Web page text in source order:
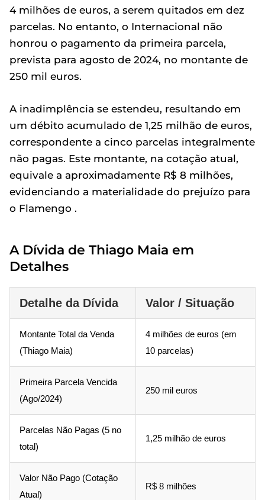
4 milhões de euros, a serem quitados em dez
parcelas. No entanto, o Internacional não
honrou o pagamento da primeira parcela,
prevista para agosto de 2024, no montante de
250 mil euros.
A inadimplência se estendeu, resultando em
um débito acumulado de 1,25 milhão de euros,
correspondente a cinco parcelas integralmente
não pagas. Este montante, na cotação atual,
equivale a aproximadamente R$ 8 milhões,
evidenciando a materialidade do prejuízo para
o Flamengo .
A Dívida de Thiago Maia em
Detalhes
Detalhe da Dívida Valor / Situação
Montante Total da Venda
(Thiago Maia)
4 milhões de euros (em
10 parcelas)
Primeira Parcela Vencida
(Ago/2024)
250 mil euros
Parcelas Não Pagas (5 no
total)
1,25 milhão de euros
Valor Não Pago (Cotação
Atual)
R$ 8 milhões